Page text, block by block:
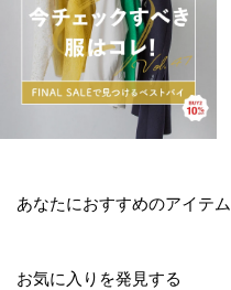
あなたにおすすめのアイテム
お気に入りを発見する